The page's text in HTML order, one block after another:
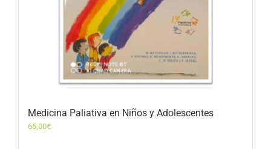
Medicina Paliativa en Niños y Adolescentes
65,00€